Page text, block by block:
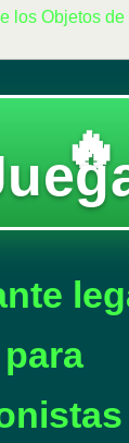
los Objetos de
🔥